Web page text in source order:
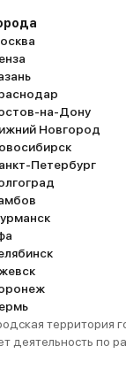
на-Дону
Новгород
Петербург
по